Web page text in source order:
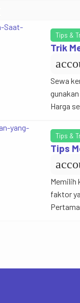
Tips &
Trik
Sewa
Harga
mereka
Tips &
Tips
Memilih
faktor